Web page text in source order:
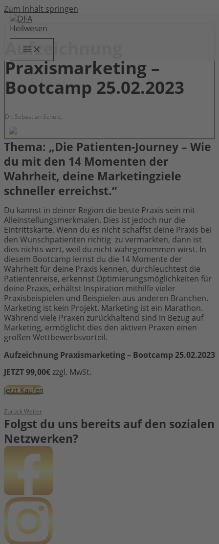
Zum Inhalt springen
Aufzeichnung
Praxismarketing –
Bootcamp 25.02.2023
Dr. Sebastian Schulz,
Thema: „Die Patienten-Journey – Wie
du mit den 14 Momenten der
Wahrheit, deine Marketingziele
schneller erreichst.“
Du kannst in deiner Region die beste Praxis sein mit
Alleinstellungsmerkmalen. Dies ist jedoch nur die
Eintrittskarte. Wenn du es nicht schaffst deine Praxis bei
den Wunschpatienten richtig zu vermarkten, dann ist
dies nichts wert, weil du nicht wahrgenommen wirst. In
diesem Bootcamp lernst du die 14 Momente der
Wahrheit für deine Praxis kennen, durchleuchtest die
Patientenreise, erkennst Optimierungsmöglichkeiten für
deine Praxis, erhältst Inspiration mithilfe vieler
Praxisbeispielen und Beispielen aus anderen Branchen.
Marketing ist kein Projekt. Marketing ist ein Marathon.
Während viele Praxen zurückhaltend sind in Bezug auf
Marketing, ermöglicht dies den aktiven Praxen einen
großen Wettbewerbsvorteil.
Aufzeichnung Praxismarketing – Bootcamp 25.02.2023
JETZT 99,00€zzgl. MwSt.
Jetzt Kaufen
ZurückWeiter
Folgst du uns bereits auf den sozialen
Netzwerken?